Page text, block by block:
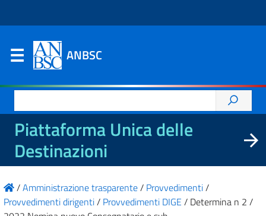
ANBSC
per:
Piattaforma Unica delle
Destinazioni
/Amministrazione trasparente/ Provvedimenti/
Provvedimenti dirigenti/ Provvedimenti DIGE / Determina n 2 /